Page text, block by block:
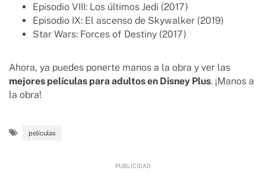
Episodio VIII: Los últimos Jedi (2017)
Episodio IX: El ascenso de Skywalker (2019)
Star Wars: Forces of Destiny (2017)
Ahora, ya puedes ponerte manos a la obra y ver las
mejores películas para adultos en Disney Plus. ¡Manos a
la obra!
películas